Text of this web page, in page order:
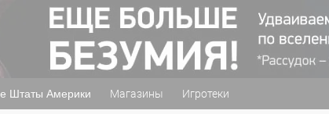
Штаты Америки Магазины Игротеки